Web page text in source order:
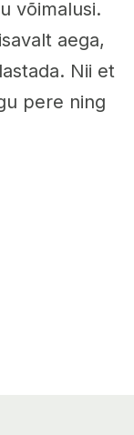
võimalusi.
aega,
Nii et
pere ning